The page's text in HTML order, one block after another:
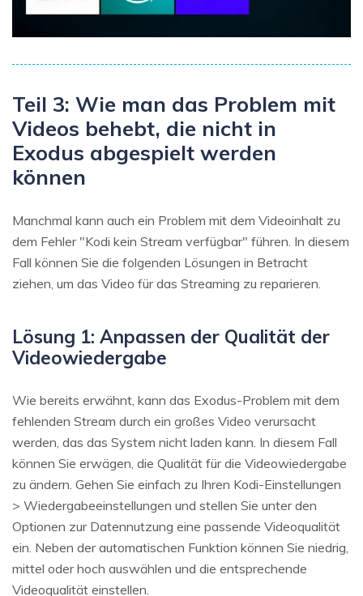
Teil 3: Wie man das Problem mit
Videos behebt, die nicht in
Exodus abgespielt werden
können
Manchmal kann auch ein Problem mit dem Videoinhalt zu
dem Fehler "Kodi kein Stream verfügbar" führen. In diesem
Fall können Sie die folgenden Lösungen in Betracht
ziehen, um das Video für das Streaming zu reparieren.
Lösung 1: Anpassen der Qualität der
Videowiedergabe
Wie bereits erwähnt, kann das Exodus-Problem mit dem
fehlenden Stream durch ein großes Video verursacht
werden, das das System nicht laden kann. In diesem Fall
können Sie erwägen, die Qualität für die Videowiedergabe
zu ändern. Gehen Sie einfach zu Ihren Kodi-Einstellungen
> Wiedergabeeinstellungen und stellen Sie unter den
Optionen zur Datennutzung eine passende Videoqualität
ein. Neben der automatischen Funktion können Sie niedrig,
mittel oder hoch auswählen und die entsprechende
Videoqualität einstellen.